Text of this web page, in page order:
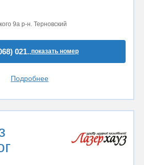
9а р-н. Терновский
021..показать номер
Подробнее